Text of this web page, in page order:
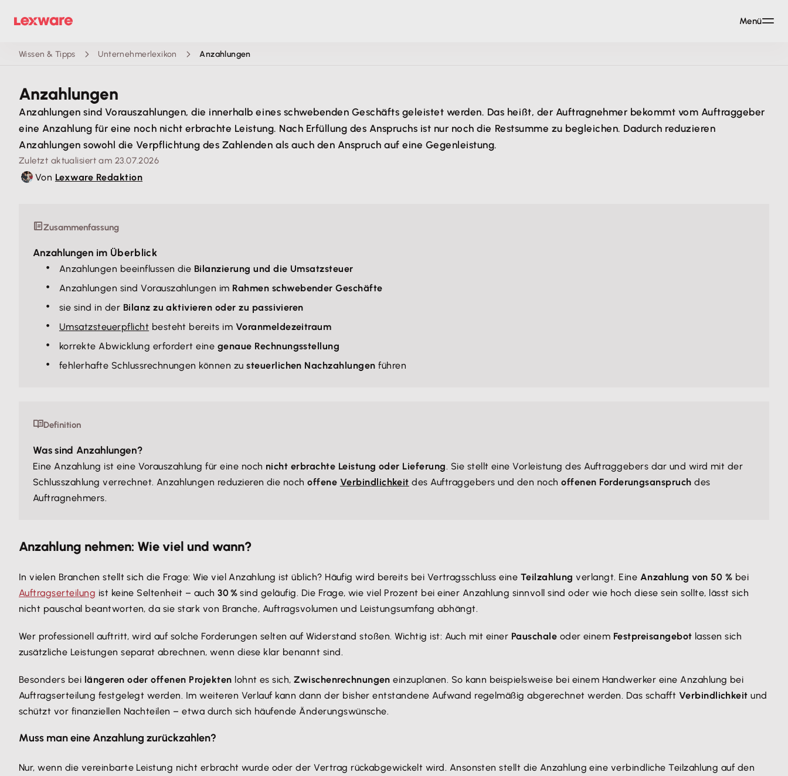
Wissen & Tipps Unternehmerlexikon Anzahlungen
Anzahlungen
Anzahlungen sind Vorauszahlungen, die innerhalb eines schwebenden Geschäfts geleistet werden. Das heißt, der Auftragnehmer bekommt vom Auftraggeber
eine Anzahlung für eine noch nicht erbrachte Leistung. Nach Erfüllung des Anspruchs ist nur noch die Restsumme zu begleichen. Dadurch reduzieren
Anzahlungen sowohl die Verpflichtung des Zahlenden als auch den Anspruch auf eine Gegenleistung.
Zuletzt aktualisiert am 23.07.2026
Von Lexware Redaktion
Zusammenfassung
Anzahlungen im Überblick
Anzahlungen beeinflussen die Bilanzierung und die Umsatzsteuer
Anzahlungen sind Vorauszahlungen im Rahmen schwebender Geschäfte
sie sind in der Bilanz zu aktivieren oder zu passivieren
Umsatzsteuerpflicht besteht bereits im Voranmeldezeitraum
korrekte Abwicklung erfordert eine genaue Rechnungsstellung
fehlerhafte Schlussrechnungen können zusteuerlichen Nachzahlungen führen
Definition
Was sind Anzahlungen?
Eine Anzahlung ist eine Vorauszahlung für eine noch nicht erbrachte Leistung oder Lieferung. Sie stellt eine Vorleistung des Auftraggebers dar und wird mit der
Schlusszahlung verrechnet. Anzahlungen reduzieren die nochoffene Verbindlichkeit des Auftraggebers und den noch offenen Forderungsanspruch des
Auftragnehmers.
Anzahlung nehmen: Wie viel und wann?
In vielen Branchen stellt sich die Frage: Wie viel Anzahlung ist üblich? Häufig wird bereits bei Vertragsschluss eine Teilzahlung verlangt. Eine Anzahlung von 50 % bei
Auftragserteilung ist keine Seltenheit – auch30 % sind geläufig. Die Frage, wie viel Prozent bei einer Anzahlung sinnvoll sind oder wie hoch diese sein sollte, lässt sich
nicht pauschal beantworten, da sie stark von Branche, Auftragsvolumen und Leistungsumfang abhängt.
Wer professionell auftritt, wird auf solche Forderungen selten auf Widerstand stoßen. Wichtig ist: Auch mit einer Pauschale oder einem Festpreisangebot lassen sich
zusätzliche Leistungen separat abrechnen, wenn diese klar benannt sind.
Besonders bei längeren oder offenen Projekten lohnt es sich,Zwischenrechnungen einzuplanen. So kann beispielsweise bei einem Handwerker eine Anzahlung bei
Auftragserteilung festgelegt werden. Im weiteren Verlauf kann dann der bisher entstandene Aufwand regelmäßig abgerechnet werden. Das schafft Verbindlichkeit und
schützt vor finanziellen Nachteilen – etwa durch sich häufende Änderungswünsche.
Muss man eine Anzahlung zurückzahlen?
Nur, wenn die vereinbarte Leistung nicht erbracht wurde oder der Vertrag rückabgewickelt wird. Ansonsten stellt die Anzahlung eine verbindliche Teilzahlung auf den
Menü